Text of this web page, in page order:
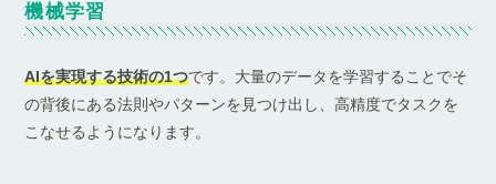
機械学習
AIを実現する技術の1つです。大量のデータを学習することでそ
の背後にある法則やパターンを見つけ出し、高精度でタスクを
こなせるようになります。